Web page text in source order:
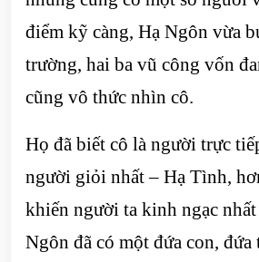
điểm kỹ càng, Hạ Ngôn vừa
trường, hai ba vũ công vốn
cũng vô thức nhìn cô.
Họ đã biết cô là người trực
người giỏi nhất – Hạ Tình,
khiến người ta kinh ngạc
Ngôn đã có một đứa con,